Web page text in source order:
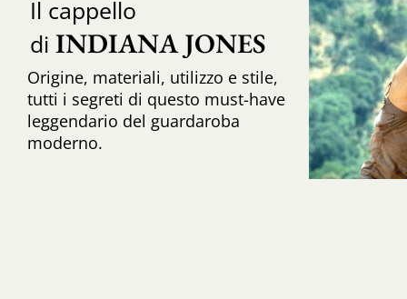
Il cappello
di INDIANA JONES
Origine, materiali, utilizzo e stile,
tutti i segreti di questo must-have
leggendario del guardaroba
moderno.